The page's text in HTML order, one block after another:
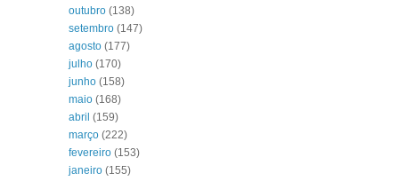
outubro (138)
setembro (147)
agosto (177)
julho (170)
junho (158)
maio (168)
abril (159)
março (222)
fevereiro (153)
janeiro (155)